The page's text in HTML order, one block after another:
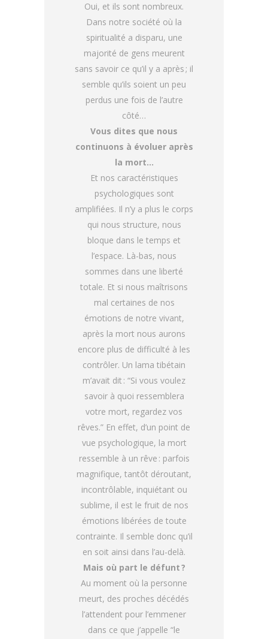
Oui, et ils sont nombreux.
Dans notre société où la
spiritualité a disparu, une
majorité de gens meurent
sans savoir ce qu’il y a après ; il
semble qu’ils soient un peu
perdus une fois de l’autre
côté…
Vous dites que nous
continuons à évoluer après
la mort…
Et nos caractéristiques
psychologiques sont
amplifiées. Il n’y a plus le corps
qui nous structure, nous
bloque dans le temps et
l’espace. Là-bas, nous
sommes dans une liberté
totale. Et si nous maîtrisons
mal certaines de nos
émotions de notre vivant,
après la mort nous aurons
encore plus de difficulté à les
contrôler. Un lama tibétain
m’avait dit : “Si vous voulez
savoir à quoi ressemblera
votre mort, regardez vos
rêves.” En effet, d’un point de
vue psychologique, la mort
ressemble à un rêve : parfois
magnifique, tantôt déroutant,
incontrôlable, inquiétant ou
sublime, il est le fruit de nos
émotions libérées de toute
contrainte. Il semble donc qu’il
en soit ainsi dans l’au-delà.
Mais où part le défunt ?
Au moment où la personne
meurt, des proches décédés
l’attendent pour l’emmener
dans ce que j’appelle “le